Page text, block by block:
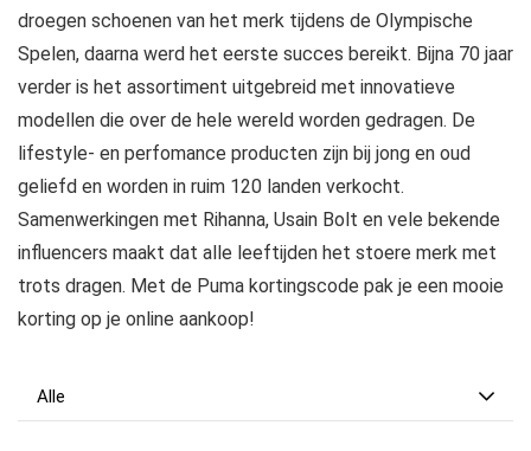
droegen schoenen van het merk tijdens de Olympische
Spelen, daarna werd het eerste succes bereikt. Bijna 70 jaar
verder is het assortiment uitgebreid met innovatieve
modellen die over de hele wereld worden gedragen. De
lifestyle- en perfomance producten zijn bij jong en oud
geliefd en worden in ruim 120 landen verkocht.
Samenwerkingen met Rihanna, Usain Bolt en vele bekende
influencers maakt dat alle leeftijden het stoere merk met
trots dragen. Met de Puma kortingscode pak je een mooie
korting op je online aankoop!
Alle